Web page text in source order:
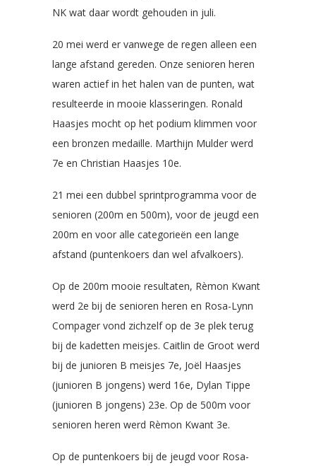
NK wat daar wordt gehouden in juli.
20 mei werd er vanwege de regen alleen een
lange afstand gereden. Onze senioren heren
waren actief in het halen van de punten, wat
resulteerde in mooie klasseringen. Ronald
Haasjes mocht op het podium klimmen voor
een bronzen medaille. Marthijn Mulder werd
7e en Christian Haasjes 10e.
21 mei een dubbel sprintprogramma voor de
senioren (200m en 500m), voor de jeugd een
200m en voor alle categorieën een lange
afstand (puntenkoers dan wel afvalkoers).
Op de 200m mooie resultaten, Rèmon Kwant
werd 2e bij de senioren heren en Rosa-Lynn
Compager vond zichzelf op de 3e plek terug
bij de kadetten meisjes. Caitlin de Groot werd
bij de junioren B meisjes 7e, Joël Haasjes
(junioren B jongens) werd 16e, Dylan Tippe
(junioren B jongens) 23e. Op de 500m voor
senioren heren werd Rèmon Kwant 3e.
Op de puntenkoers bij de jeugd voor Rosa-